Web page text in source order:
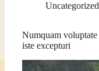
Uncategorized
Numquam voluptate
iste excepturi